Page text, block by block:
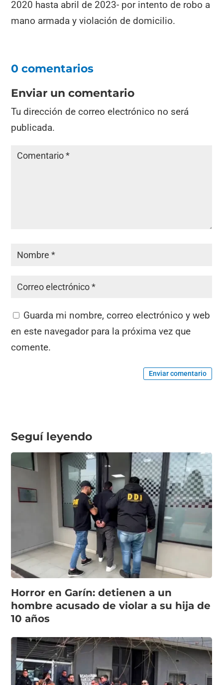
2020 hasta abril de 2023- por intento de robo a
mano armada y violación de domicilio.
0 comentarios
Enviar un comentario
Tu dirección de correo electrónico no será
publicada.
Guarda mi nombre, correo electrónico y web
en este navegador para la próxima vez que
comente.
Enviar comentario
Seguí leyendo
Horror en Garín: detienen a un
hombre acusado de violar a su hija de
10 años